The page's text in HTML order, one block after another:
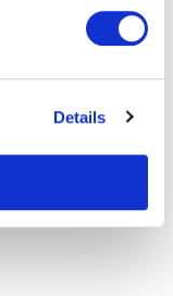
Details